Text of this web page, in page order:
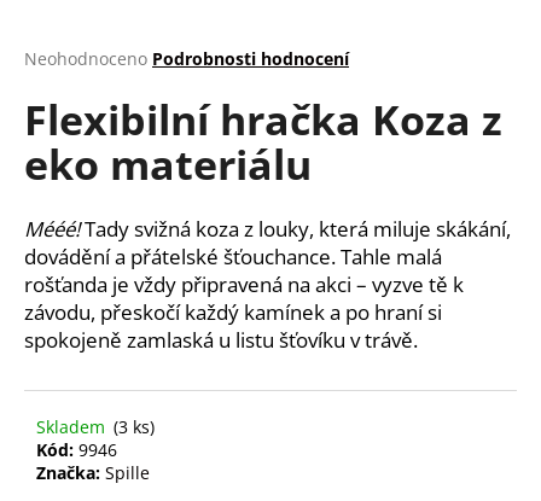
Průměrné
produktu
je
z
hvězdiček.
Neohodnoceno Podrobnosti hodnocení
Flexibilní hračka Koza z
eko materiálu
Mééé!Tady svižná koza z louky, která miluje skákání,
dovádění a přátelské šťouchance. Tahle malá
rošťanda je vždy připravená na akci – vyzve tě k
závodu, přeskočí každý kamínek a po hraní si
spokojeně zamlaská u listu šťovíku v trávě.
Skladem (3 ks)
Kód: 9946
Značka: Spille
j
t
?
HLEDAT
D
p
o